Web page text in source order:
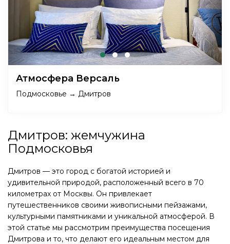
Атмосфера Версаль
Подмосковье → Дмитров
Дмитров: жемчужина
Подмосковья
Дмитров — это город с богатой историей и
удивительной природой, расположенный всего в 70
километрах от Москвы. Он привлекает
путешественников своими живописными пейзажами,
культурными памятниками и уникальной атмосферой. В
этой статье мы рассмотрим преимущества посещения
Дмитрова и то, что делают его идеальным местом для